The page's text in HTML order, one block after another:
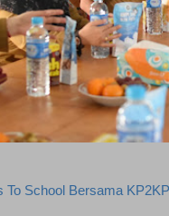
To School Bersama